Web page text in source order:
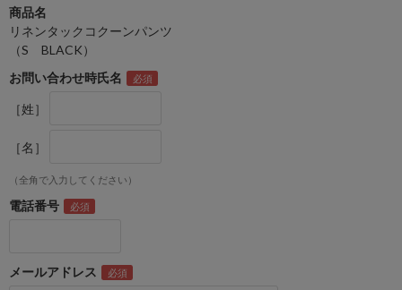
商品名
リネンタックコクーンパンツ
（S BLACK）
お問い合わせ時氏名
［姓］
［名］
（全角で入力してください）
電話番号
メールアドレス